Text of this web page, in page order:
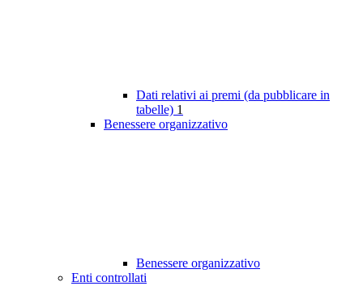
Dati relativi ai premi (da pubblicare in
tabelle) 1
Benessere organizzativo
Benessere organizzativo
Enti controllati